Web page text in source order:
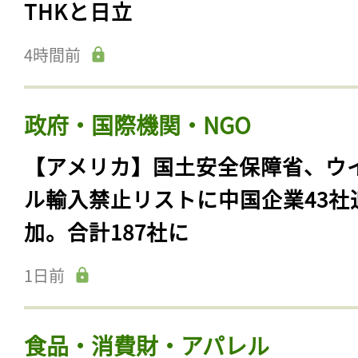
THKと日立
4時間前
政府・国際機関・NGO
【アメリカ】国土安全保障省、ウ
ル輸入禁止リストに中国企業43社
加。合計187社に
1日前
食品・消費財・アパレル